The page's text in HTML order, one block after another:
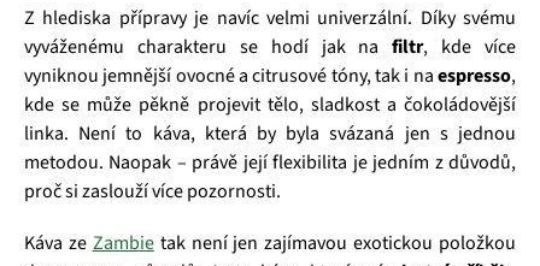
Z hlediska přípravy je navíc velmi univerzální. Díky svému
vyváženému charakteru se hodí jak nafiltr, kde více
vyniknou jemnější ovocné a citrusové tóny, tak i naespresso,
kde se může pěkně projevit tělo, sladkost a čokoládovější
linka. Není to káva, která by byla svázaná jen s jednou
metodou. Naopak – právě její flexibilita je jedním z důvodů,
proč si zaslouží více pozornosti.
Káva ze Zambietak není jen zajímavou exotickou položkou